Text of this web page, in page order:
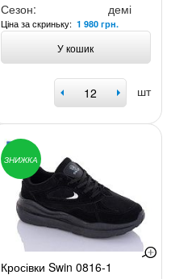
Сезон:
демі
Ціна за скриньку:1 980 грн.
У кошик
шт
ЗНИЖКА
Кросівки Swin 0816-1